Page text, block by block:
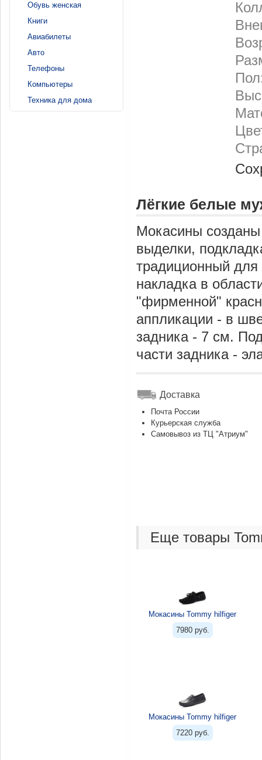
Лёгкие белые
Мокасины созданы
выделки,
традиционный
накладка в
"фирменной"
аппликации - в
задника - 7 см.
части задника -
Доставка
Почта России
Курьерская служба
Самовывоз из ТЦ "Атриум"
Еще товары
Мокасины Tommy hilfiger
7980 руб.
Мокасины Tommy hilfiger
7220 руб.
Обувь женская
Книги
Авиабилеты
Авто
Телефоны
Компьютеры
Техника для дома